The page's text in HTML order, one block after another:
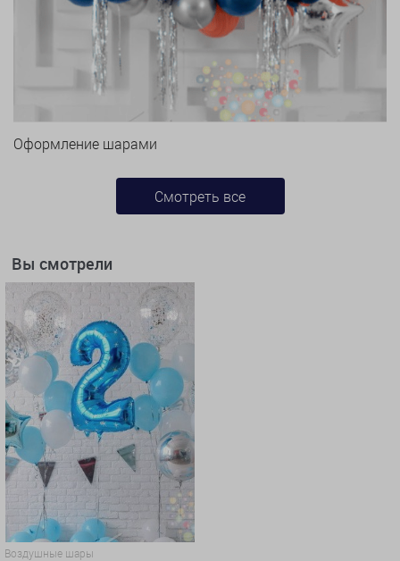
Оформление шарами
Смотреть все
Вы смотрели
Воздушные шары